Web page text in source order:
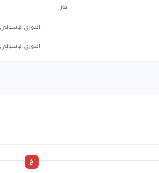
فاز
الدوري الإسباني
الدوري الإسباني
خ